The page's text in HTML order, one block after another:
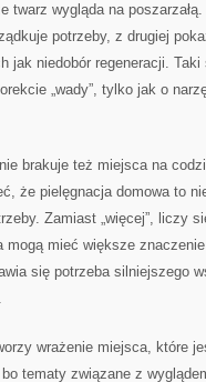
twarz wygląda na
potrzeby, z drugiej
jak niedobór regeneracji.
„wady”, tylko jak o
brakuje też miejsca na
że pielęgnacja domowa to
Zamiast „więcej”, liczy
mogą mieć większe
się potrzeba silniejszego
wrażenie miejsca, które
tematy związane z